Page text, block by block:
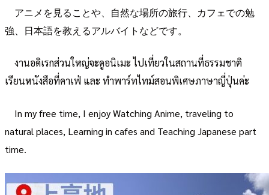
アニメを見ることや、自然な場所の旅行、カフェでの勉
強、日本語を教えるアルバイトなどです。
งานอดิเรกส่วนใหญ่จะดูอนิเมะ ไปเที่ยวในสถานที่ธรรมชาติ
เรียนหนังสือที่คาเฟ่ และ ทำพาร์ทไทม์สอนพิเศษภาษาญี่ปุ่นค่ะ
In my free time, I enjoy Watching Anime, traveling to
natural places, Learning in cafes and Teaching Japanese part
time.